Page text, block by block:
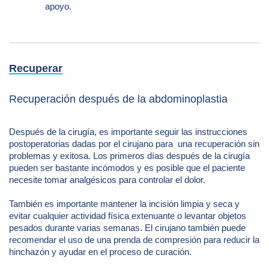
apoyo.
Recuperar
Recuperación después de la abdominoplastia
Después de la cirugía, es importante seguir las instrucciones
postoperatorias dadas por el cirujano para una recuperación sin
problemas y exitosa. Los primeros días después de la cirugía
pueden ser bastante incómodos y es posible que el paciente
necesite tomar analgésicos para controlar el dolor.
También es importante mantener la incisión limpia y seca y
evitar cualquier actividad física extenuante o levantar objetos
pesados ​​durante varias semanas. El cirujano también puede
recomendar el uso de una prenda de compresión para reducir la
hinchazón y ayudar en el proceso de curación.